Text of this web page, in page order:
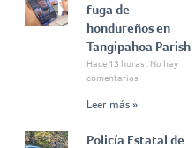
fuga de
hondureños en
Tangipahoa Parish
Hace 13 horas
No hay
comentarios
Leer más »
Policía Estatal de